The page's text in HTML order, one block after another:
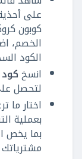
على
كوبون
الخصم،
الكود
انسخ
لتحصل
اختار
بعملية
بما يخص